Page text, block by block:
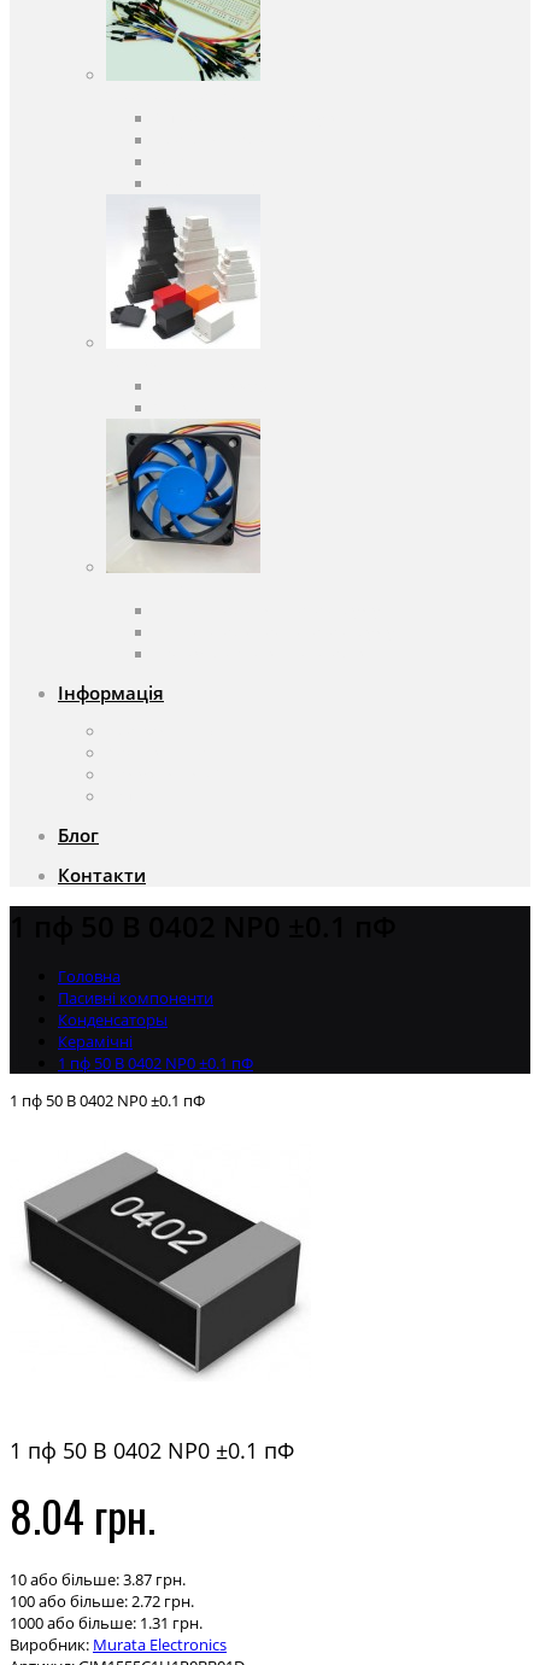
Інформація
Блог
Контакти
Головна
Пасивні компоненти
Конденсаторы
Керамічні
1 пф 50 В 0402 NP0 ±0.1 пФ
1 пф 50 В 0402 NP0 ±0.1 пФ
1 пф 50 В 0402 NP0 ±0.1 пФ
8.04 грн.
10 або більше: 3.87 грн.
100 або більше: 2.72 грн.
1000 або більше: 1.31 грн.
Виробник: Murata Electronics